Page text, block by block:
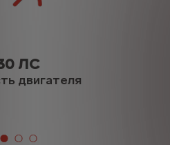
ЛС
двигателя